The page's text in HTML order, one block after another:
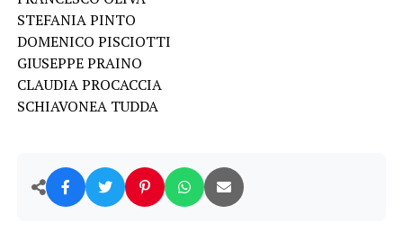
STEFANIA PINTO
DOMENICO PISCIOTTI
GIUSEPPE PRAINO
CLAUDIA PROCACCIA
SCHIAVONEA TUDDA